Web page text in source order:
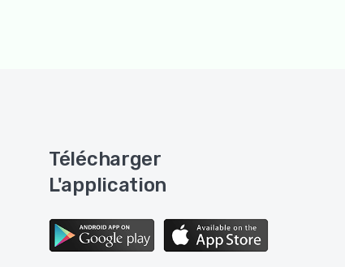
Télécharger
L'application